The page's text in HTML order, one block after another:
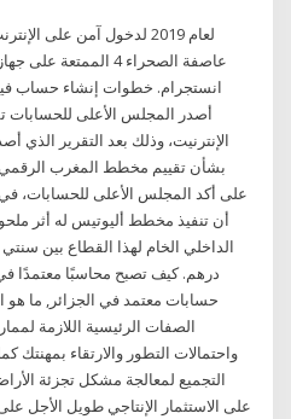
عاصفة الصحراء 4
انستجرام. خطوات إنشاء حساب
أصدر المجلس الأعلى للحسابات
أن تنفيذ مخطط أليوتيس له أثر
حسابات معتمد في الجزائر, ما هو
الصفات الرئيسية اللازمة
واحتمالات التطور والارتقاء
التجميع لمعالجة مشكل تجزئة
على الاستثمار الإنتاجي طويل الأجل